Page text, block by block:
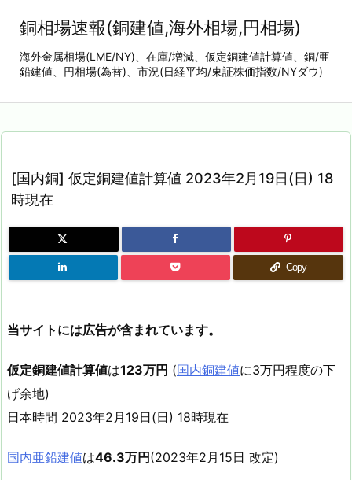
銅相場速報(銅建値,海外相場,円相場)
海外金属相場(LME/NY)、在庫/増減、仮定銅建値計算値、銅/亜
鉛建値、円相場(為替)、市況(日経平均/東証株価指数/NYダウ)
[国内銅] 仮定銅建値計算値 2023年2月19日(日) 18
時現在
Copy
当サイトには広告が含まれています。
仮定銅建値計算値は123万円 (国内銅建値に3万円程度の下
げ余地)
日本時間 2023年2月19日(日) 18時現在
国内亜鉛建値は46.3万円(2023年2月15日 改定)